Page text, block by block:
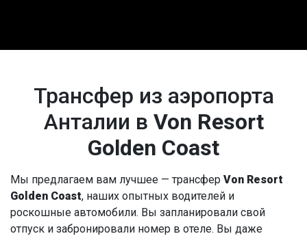
Трансфер из аэропорта
Анталии в Von Resort
Golden Coast
Мы предлагаем вам лучшее — трансфер Von Resort
Golden Coast, наших опытных водителей и
роскошные автомобили. Вы запланировали свой
отпуск и забронировали номер в отеле. Вы даже